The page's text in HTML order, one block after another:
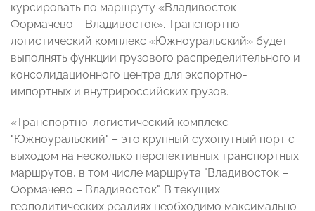
курсировать по маршруту «Владивосток –
Формачево – Владивосток». Транспортно-
логистический комплекс «Южноуральский» будет
выполнять функции грузового распределительного и
консолидационного центра для экспортно-
импортных и внутрироссийских грузов.
«Транспортно-логистический комплекс
"Южноуральский" – это крупный сухопутный порт с
выходом на несколько перспективных транспортных
маршрутов, в том числе маршрута "Владивосток –
Формачево – Владивосток". В текущих
геополитических реалиях необходимо максимально